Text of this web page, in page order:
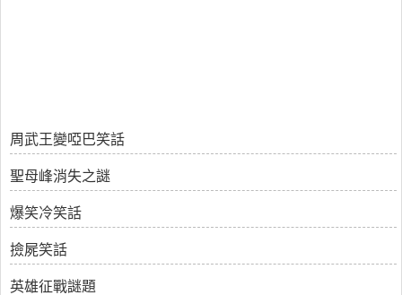
周武王變啞巴笑話
聖母峰消失之謎
爆笑冷笑話
撿屍笑話
英雄征戰謎題